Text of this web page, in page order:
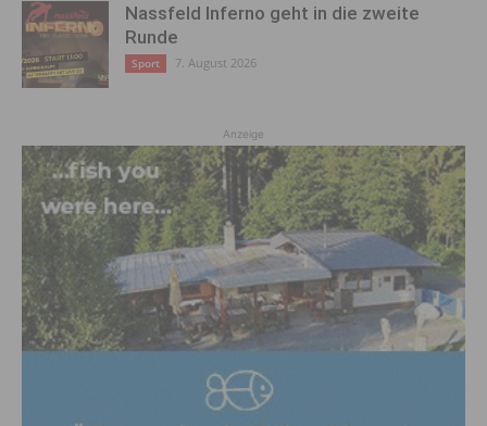
Nassfeld Inferno geht in die zweite
Runde
Sport 7. August 2026
Anzeige